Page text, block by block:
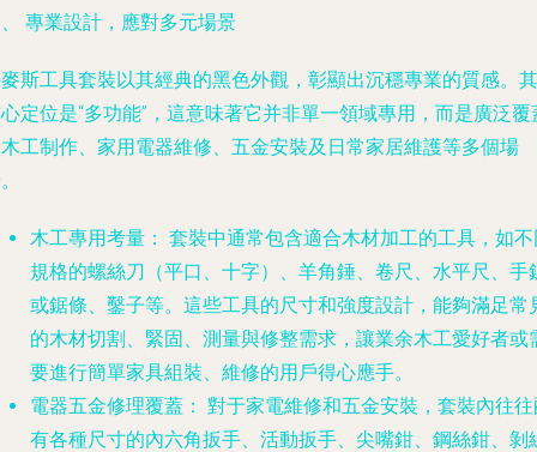
專業設計，應對多元場景
斯工具套裝以其經典的黑色外觀，彰顯出沉穩專業的質感。其
定位是“多功能”，這意味著它并非單一領域專用，而是廣泛覆
工制作、家用電器維修、五金安裝及日常家居維護等多個場
木工專用考量： 套裝中通常包含適合木材加工的工具，如
規格的螺絲刀（平口、十字）、羊角錘、卷尺、水平尺、手
或鋸條、鑿子等。這些工具的尺寸和強度設計，能夠滿足常
的木材切割、緊固、測量與修整需求，讓業余木工愛好者或
要進行簡單家具組裝、維修的用戶得心應手。
電器五金修理覆蓋： 對于家電維修和五金安裝，套裝內往
有各種尺寸的內六角扳手、活動扳手、尖嘴鉗、鋼絲鉗、剝